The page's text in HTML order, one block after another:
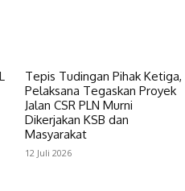
Tepis Tudingan Pihak Ketiga,
Pelaksana Tegaskan Proyek
Jalan CSR PLN Murni
Dikerjakan KSB dan
Masyarakat
12 Juli 2026